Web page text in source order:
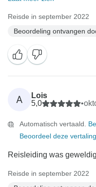
Reisde in september 2022
Beoordeling ontvangen
A
Lois
5,0
•
Automatisch vertaald.
Beoordeel deze vertaling
Reisleiding was
Reisde in september 2022